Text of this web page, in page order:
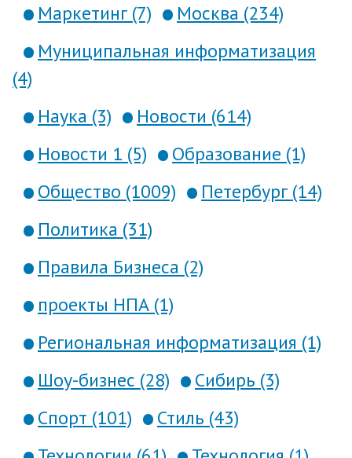
Маркетинг (7)
Москва (234)
Муниципальная информатизация
(4)
Наука (3)
Новости (614)
Новости 1 (5)
Образование (1)
Общество (1009)
Петербург (14)
Политика (31)
Правила Бизнеса (2)
проекты НПА (1)
Региональная информатизация (1)
Шоу-бизнес (28)
Сибирь (3)
Спорт (101)
Стиль (43)